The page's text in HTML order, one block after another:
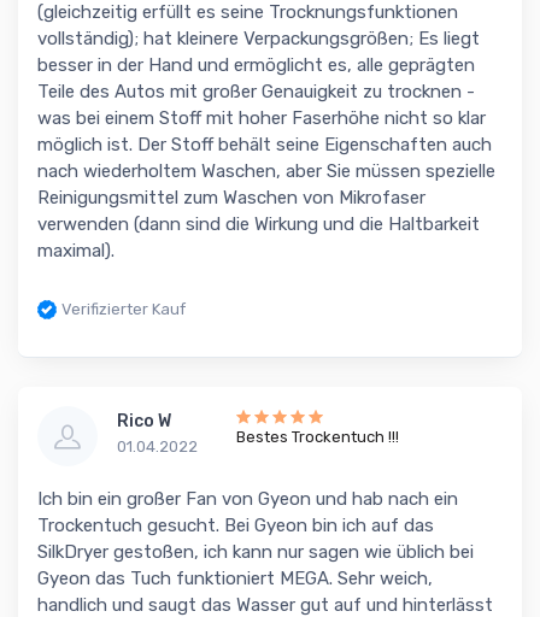
(gleichzeitig erfüllt es seine Trocknungsfunktionen
vollständig); hat kleinere Verpackungsgrößen; Es liegt
besser in der Hand und ermöglicht es, alle geprägten
Teile des Autos mit großer Genauigkeit zu trocknen -
was bei einem Stoff mit hoher Faserhöhe nicht so klar
möglich ist. Der Stoff behält seine Eigenschaften auch
nach wiederholtem Waschen, aber Sie müssen spezielle
Reinigungsmittel zum Waschen von Mikrofaser
verwenden (dann sind die Wirkung und die Haltbarkeit
maximal).
Verifizierter Kauf
Rico W
01.04.2022
Bestes Trockentuch !!!
Ich bin ein großer Fan von Gyeon und hab nach ein
Trockentuch gesucht. Bei Gyeon bin ich auf das
SilkDryer gestoßen, ich kann nur sagen wie üblich bei
Gyeon das Tuch funktioniert MEGA. Sehr weich,
handlich und saugt das Wasser gut auf und hinterlässt